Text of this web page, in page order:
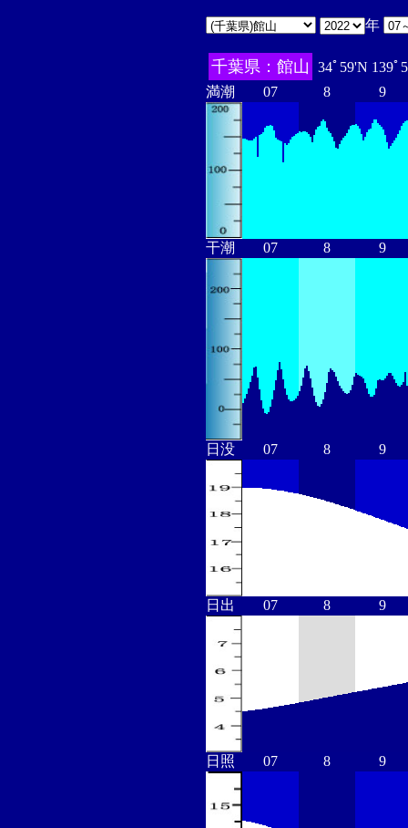
年
千葉県：館山
34ﾟ59'N 139ﾟ
満潮
07 8 9
干潮 07 8 9
日没 07 8 9
日出 07 8 9
日照 07 8 9